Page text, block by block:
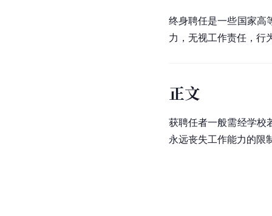
终身聘任是一些国家高
力，无视工作责任，行
正文
获聘任者一般需经学校
永远丧失工作能力的限